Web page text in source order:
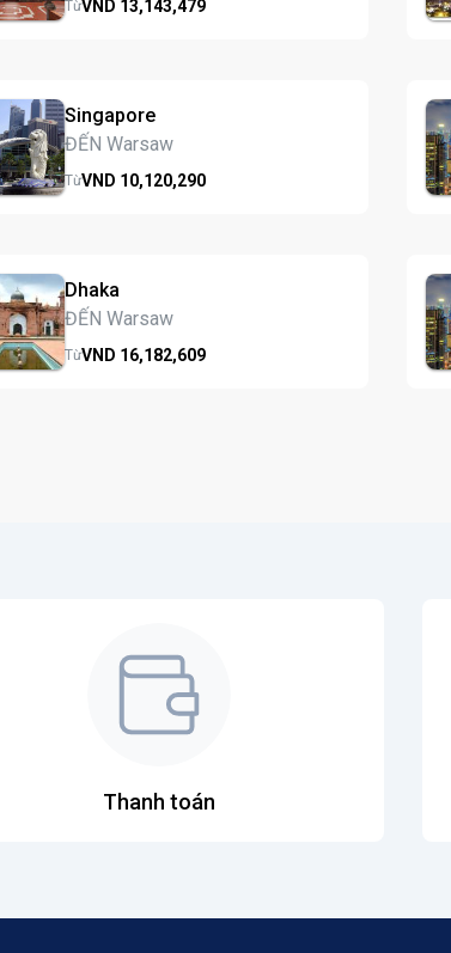
TừVND 13,143,479
Singapore
ĐẾN Warsaw
TừVND 10,120,290
Dhaka
ĐẾN Warsaw
TừVND 16,182,609
Thanh toán